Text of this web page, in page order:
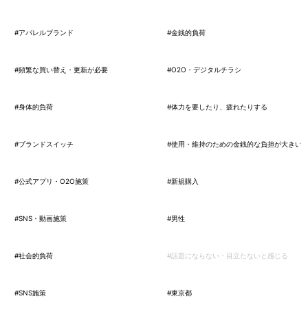
#アパレルブランド #金銭的負荷
#頻繁な買い替え・更新が必要 #O2O・デジタルチラシ
#身体的負荷 #体力を要したり、疲れたりする
#ブランドスイッチ #使用・維持のための金銭的な負担が大きい
#公式アプリ・O2O施策 #新規購入
#SNS・動画施策 #男性
#社会的負荷 #話題にならない・目立たないと感じる
#SNS施策 #東京都